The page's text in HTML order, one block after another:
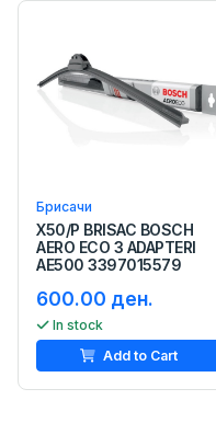
Брисачи
X50/P BRISAC BOSCH
AERO ECO 3 ADAPTERI
AE500 3397015579
600.00 ден.
In stock
Add to Cart